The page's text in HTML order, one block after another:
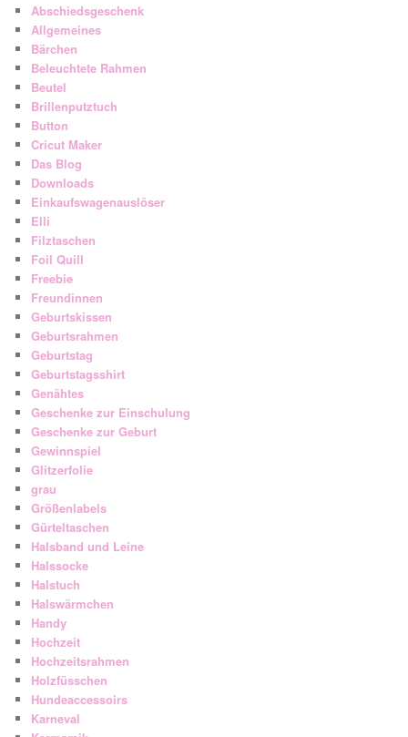
Abschiedsgeschenk
Allgemeines
Bärchen
Beleuchtete Rahmen
Beutel
Brillenputztuch
Button
Cricut Maker
Das Blog
Downloads
Einkaufswagenauslöser
Elli
Filztaschen
Foil Quill
Freebie
Freundinnen
Geburtskissen
Geburtsrahmen
Geburtstag
Geburtstagsshirt
Genähtes
Geschenke zur Einschulung
Geschenke zur Geburt
Gewinnspiel
Glitzerfolie
grau
Größenlabels
Gürteltaschen
Halsband und Leine
Halssocke
Halstuch
Halswärmchen
Handy
Hochzeit
Hochzeitsrahmen
Holzfüsschen
Hundeaccessoirs
Karneval